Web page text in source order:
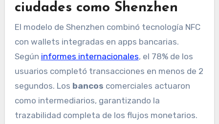
ciudades como Shenzhen
El modelo de Shenzhen combinó tecnología NFC
con wallets integradas en apps bancarias.
Según informes internacionales, el 78% de los
usuarios completó transacciones en menos de 2
segundos. Los bancos comerciales actuaron
como intermediarios, garantizando la
trazabilidad completa de los flujos monetarios.